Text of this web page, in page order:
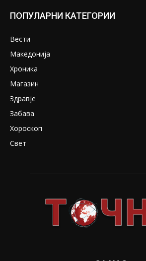
ПОПУЛАРНИ КАТЕГОРИИ
Вести
Македонија
Хроника
Магазин
Здравје
Забава
Хороскоп
Свет